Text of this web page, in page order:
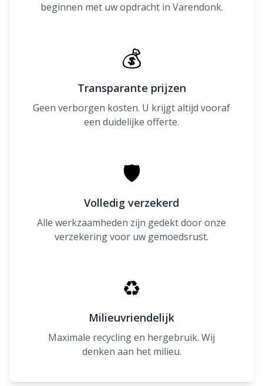
beginnen met uw opdracht in Varendonk.
💰
Transparante prijzen
Geen verborgen kosten. U krijgt altijd vooraf
een duidelijke offerte.
🛡
Volledig verzekerd
Alle werkzaamheden zijn gedekt door onze
verzekering voor uw gemoedsrust.
♻
Milieuvriendelijk
Maximale recycling en hergebruik. Wij
denken aan het milieu.